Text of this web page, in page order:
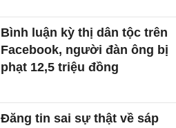
Bình luận kỳ thị dân tộc trên
Facebook, người đàn ông bị
phạt 12,5 triệu đồng
Đăng tin sai sự thật về sáp